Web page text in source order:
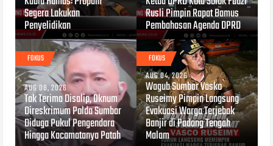
Segera Lakukan
Penyelidikan
Rusli Pimpin Rapat Bamus
Pembahasan Agenda DPRD
FOKUS
AUG 08, 2026
Tak Terima Disalip, Oknum
Direskrimum Polda Sumbar
Diduga Pukul Pengendara
Hingga Kacamatanya Patah
FOKUS
AUG 04, 2026
Wagub Sumbar Vasko
Ruseimy Pimpin Langsung
Evakuasi Warga Terjebak
Banjir di Padang Tengah
Malam